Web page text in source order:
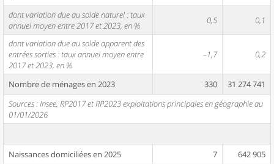
dont variation due au solde naturel : taux
annuel moyen entre 2017 et 2023, en %
0,5 0,1
dont variation due au solde apparent des
entrées sorties : taux annuel moyen entre
2017 et 2023, en %
–1,7 0,2
Nombre de ménages en 2023 330
31 274 741
Sources : Insee, RP2017 et RP2023 exploitations principales en géographie au
01/01/2026
Naissances domiciliées en 2025 7
642 905